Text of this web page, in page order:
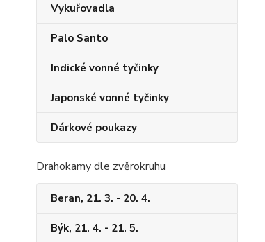
Vykuřovadla
Palo Santo
Indické vonné tyčinky
Japonské vonné tyčinky
Dárkové poukazy
Drahokamy dle zvěrokruhu
Beran, 21. 3. - 20. 4.
Býk, 21. 4. - 21. 5.